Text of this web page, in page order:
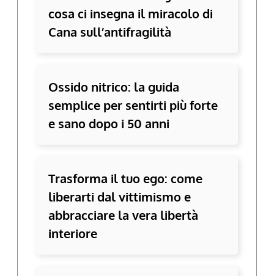
cosa ci insegna il miracolo di
Cana sull’antifragilità
Ossido nitrico: la guida
semplice per sentirti più forte
e sano dopo i 50 anni
Trasforma il tuo ego: come
liberarti dal vittimismo e
abbracciare la vera libertà
interiore